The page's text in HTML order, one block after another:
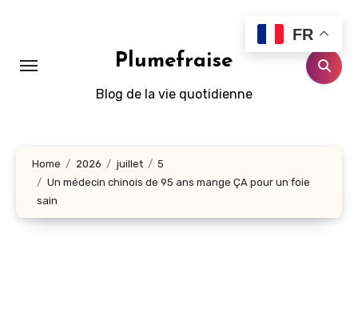
Plumefraise
Blog de la vie quotidienne
Home 2026 juillet
5
Un médecin chinois de 95 ans mange ÇA pour un foie
sain
FR